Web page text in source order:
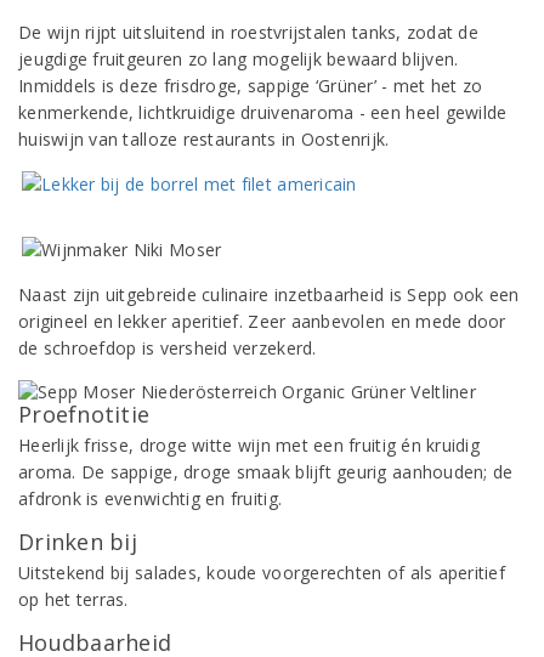
De wijn rijpt uitsluitend in roestvrijstalen tanks, zodat de
jeugdige fruitgeuren zo lang mogelijk bewaard blijven.
Inmiddels is deze frisdroge, sappige ‘Grüner’ - met het zo
kenmerkende, lichtkruidige druivenaroma - een heel gewilde
huiswijn van talloze restaurants in Oostenrijk.
Naast zijn uitgebreide culinaire inzetbaarheid is Sepp ook een
origineel en lekker aperitief. Zeer aanbevolen en mede door
de schroefdop is versheid verzekerd.
Proefnotitie
Heerlijk frisse, droge witte wijn met een fruitig én kruidig
aroma. De sappige, droge smaak blijft geurig aanhouden; de
afdronk is evenwichtig en fruitig.
Drinken bij
Uitstekend bij salades, koude voorgerechten of als aperitief
op het terras.
Houdbaarheid